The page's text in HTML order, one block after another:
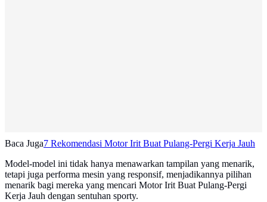
Baca Juga7 Rekomendasi Motor Irit Buat Pulang-Pergi Kerja Jauh
Model-model ini tidak hanya menawarkan tampilan yang menarik,
tetapi juga performa mesin yang responsif, menjadikannya pilihan
menarik bagi mereka yang mencari Motor Irit Buat Pulang-Pergi
Kerja Jauh dengan sentuhan sporty.